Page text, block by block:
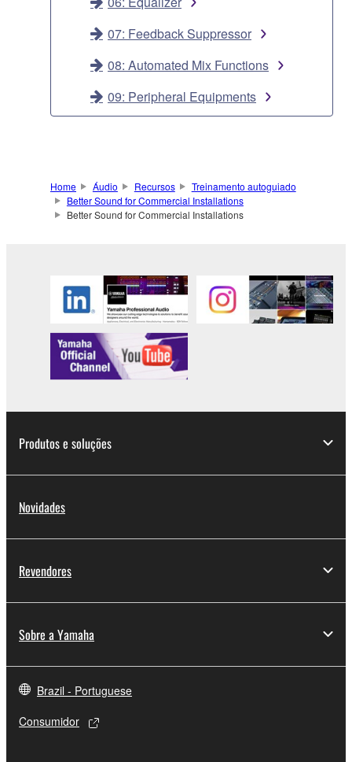
07: Feedback Suppressor
08: Automated Mix Functions
09: Peripheral Equipments
Home Áudio Recursos
Treinamento autoguiado
Better Sound for Commercial Installations
Better Sound for Commercial Installations
Produtos e soluções
Novidades
Revendores
Sobre a Yamaha
Brazil - Portuguese
Consumidor